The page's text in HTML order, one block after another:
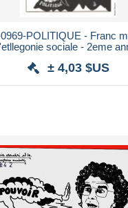
POLITIQUE - Franc
sociale - 2eme
± 4,03 $US